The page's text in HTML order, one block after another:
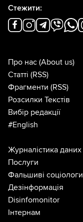
Стежити:
Про нас (About us)
Статті (RSS)
Фрагменти (RSS)
Розсилки Текстів
Вибір редакції
#English
Журналістика даних
Послуги
Фальшиві соціологи
Дезінформація
Disinfomonitor
Інтернам